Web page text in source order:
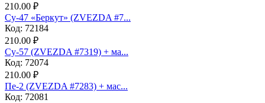
210.00 ₽
Су-47 «Беркут» (ZVEZDA #7...
Код: 72184
210.00 ₽
Су-57 (ZVEZDA #7319) + ма...
Код: 72074
210.00 ₽
Пе-2 (ZVEZDA #7283) + мас...
Код: 72081